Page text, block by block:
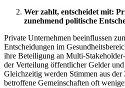
Wer zahlt, entscheidet mit:
zunehmend politische
Private Unternehmen beeinflussen
Entscheidungen im
ihre Beteiligung an Multi-
der Verteilung öffentlicher Gelder
Gleichzeitig werden Stimmen aus
betroffene Gemeinschaften oft